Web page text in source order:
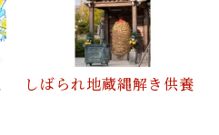
しばられ地蔵縄解き供養